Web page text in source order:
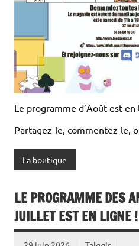
Le programme d’Août est en
Partagez-le, commentez-le,
La boutique
LE PROGRAMME DES
JUILLET EST EN LIGNE !